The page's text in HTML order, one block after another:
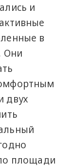
и
в
Они
двух
площади